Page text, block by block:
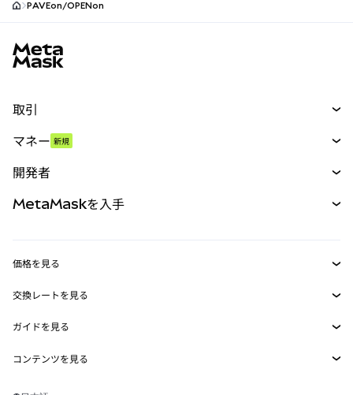
PAVEon/OPENon
取引
パーペチュアル
RWA
マネー 新規
開発者
MetaMask Connect
Snaps
Web3サービス
MetaMaskを入手
セキュリティ
サポート
キャリア
価格を見る
イーサリアムの価格
Solanaの価格
交換レートを見る
ETH→USD
USDT→INR
ガイドを見る
ETHの購入
コンテンツを見る